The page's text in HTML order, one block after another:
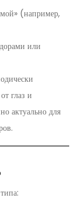
(например,
или
глаз и
актуально для